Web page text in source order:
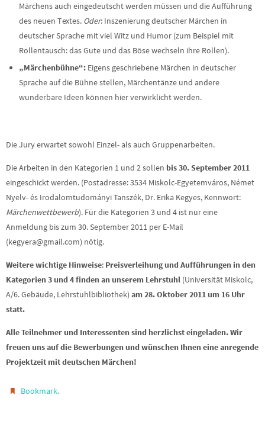
Märchens auch eingedeutscht werden müssen und die Aufführung
des neuen Textes. Oder: Inszenierung deutscher Märchen in
deutscher Sprache mit viel Witz und Humor (zum Beispiel mit
Rollentausch: das Gute und das Böse wechseln ihre Rollen).
„Märchenbühne“: Eigens geschriebene Märchen in deutscher
Sprache auf die Bühne stellen, Märchentänze und andere
wunderbare Ideen können hier verwirklicht werden.
Die Jury erwartet sowohl Einzel- als auch Gruppenarbeiten.
Die Arbeiten in den Kategorien 1 und 2 sollen bis 30. September 2011
eingeschickt werden. (Postadresse: 3534 Miskolc-Egyetemváros, Német
Nyelv- és Irodalomtudományi Tanszék, Dr. Erika Kegyes, Kennwort:
Märchenwettbewerb). Für die Kategorien 3 und 4 ist nur eine
Anmeldung bis zum 30. September 2011 per E-Mail
(kegyera@gmail.com) nötig.
Weitere wichtige Hinweise: Preisverleihung und Aufführungen in den
Kategorien 3 und 4 finden an unserem Lehrstuhl (Universität Miskolc,
A/6. Gebäude, Lehrstuhlbibliothek) am 28. Oktober 2011 um 16 Uhr
statt.
Alle Teilnehmer und Interessenten sind herzlichst eingeladen.Wir
freuen uns auf die Bewerbungen und wünschen Ihnen eine anregende
Projektzeit mit deutschen Märchen!
Bookmark.